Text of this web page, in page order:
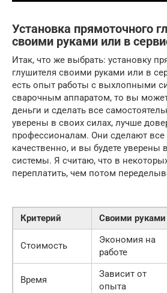
Установка прямоточного
своими руками или в
Итак, что же выбрать: установку
глушителя своими руками или в
есть опыт работы с выхлопными
сварочным аппаратом, то вы
деньги и сделать все
уверены в своих силах, лучше
профессионалам. Они сделают все
качественно, и вы будете уверены
системы. Я считаю, что в
переплатить, чем потом
Критерий Своими руками
Стоимость
Экономия на
работе
Время
Зависит от
опыта